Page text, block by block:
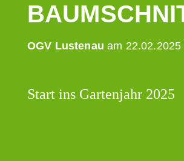
OGV Lustenau am 22.02.2025
Start ins Gartenjahr 2025